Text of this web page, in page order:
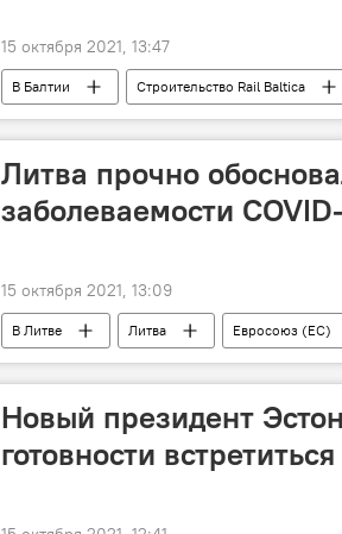
15 октября 2021, 13:47
В Балтии Строительство Rail Baltica
Rail Baltica
железные дороги
Литва прочно
заболеваемости
15 октября 2021, 13:09
В Литве Литва Евросоюз (ЕС)
коронавирус
Пандемия коронавируса в
Новый президент
готовности